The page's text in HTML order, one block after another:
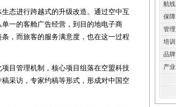
态进行跨越式的升级改造。通过空中互
一的客舱广告经营，到目的地电子商
，而旅客的服务满意度，也在这一过程
目管理机制，核心项目组落在空盟科技
采访，专家约稿等形式，形成对中国空
航线
保障
管理
培训
品牌
产业